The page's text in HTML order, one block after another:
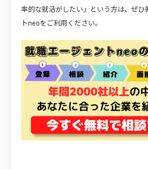
率的な就活がしたい」という方は、ぜひ
トneoをご利用ください。